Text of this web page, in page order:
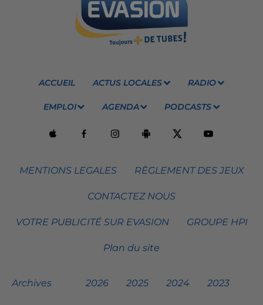
ACCUEIL ACTUS LOCALES RADIO
EMPLOI AGENDA PODCASTS
MENTIONS LEGALES RÈGLEMENT DES JEUX
CONTACTEZ NOUS
VOTRE PUBLICITÉ SUR EVASION GROUPE HPI
Plan du site
Archives 2026 2025 2024 2023